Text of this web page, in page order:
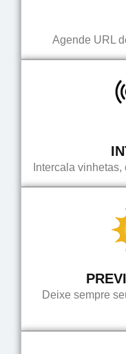
Agende URL
Intercala
Deixe sempre